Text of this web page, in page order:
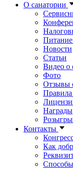
О санатории
Питание
Новости
Статьи
Видео о
Фото
Отзывы
Награды
Контакты
Как